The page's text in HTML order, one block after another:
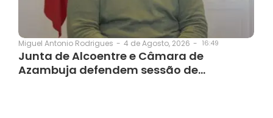
Miguel Antonio Rodrigues - 4 de Agosto, 2026 - 16:49
Junta de Alcoentre e Câmara de
Azambuja defendem sessão de…